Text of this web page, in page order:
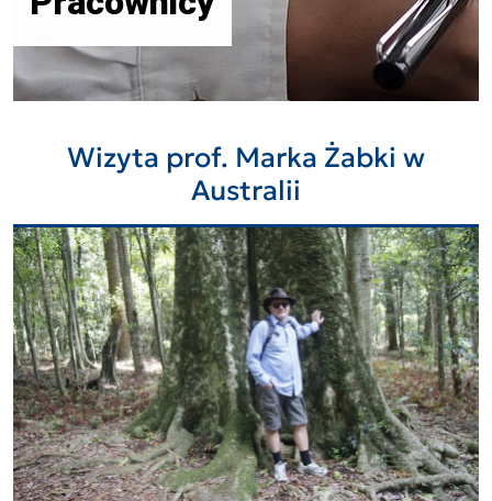
Wizyta prof. Marka Żabki w
Australii